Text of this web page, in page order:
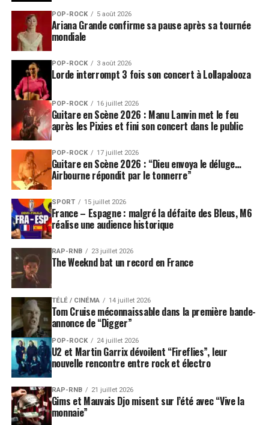
POP-ROCK 5 août 2026
Ariana Grande confirme sa pause après sa tournée
mondiale
POP-ROCK 3 août 2026
Lorde interrompt 3 fois son concert à Lollapalooza
POP-ROCK 16 juillet 2026
Guitare en Scène 2026 : Manu Lanvin met le feu
après les Pixies et fini son concert dans le public
POP-ROCK 17 juillet 2026
Guitare en Scène 2026 : “Dieu envoya le déluge…
Airbourne répondit par le tonnerre”
SPORT 15 juillet 2026
France – Espagne : malgré la défaite des Bleus, M6
réalise une audience historique
RAP-RNB 23 juillet 2026
The Weeknd bat un record en France
TÉLÉ / CINÉMA 14 juillet 2026
Tom Cruise méconnaissable dans la première bande-
annonce de “Digger”
POP-ROCK 24 juillet 2026
U2 et Martin Garrix dévoilent “Fireflies”, leur
nouvelle rencontre entre rock et électro
RAP-RNB 21 juillet 2026
Gims et Mauvais Djo misent sur l’été avec “Vive la
monnaie”